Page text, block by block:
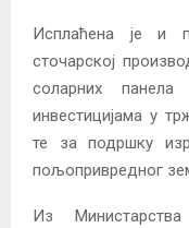
Исплаћена је и
сточарској
соларних
инвестицијама у
те за подршку
пољопривредног
Из